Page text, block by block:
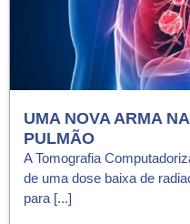
UMA NOVA ARMA
PULMÃO
A Tomografia
de uma dose baixa de
para [...]